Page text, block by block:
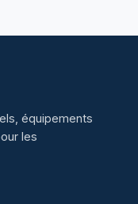
équipements
les